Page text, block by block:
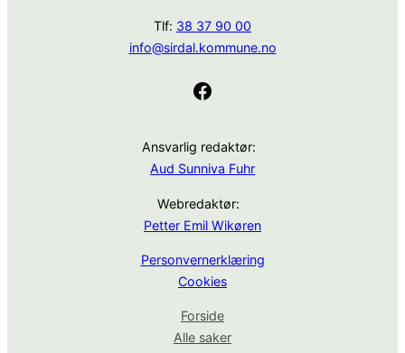
Tlf: 38 37 90 00
info@sirdal.kommune.no
Facebook
Ansvarlig redaktør:
Aud Sunniva Fuhr
Webredaktør:
Petter Emil Wikøren
Personvernerklæring
Cookies
Forside
Alle saker